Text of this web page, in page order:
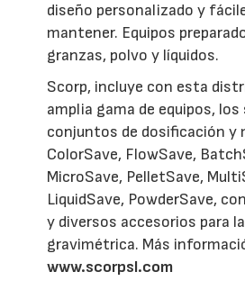
diseño personalizado y
mantener. Equipos
granzas, polvo y líquidos.
Scorp, incluye con esta
amplia gama de equipos,
conjuntos de dosificación y
ColorSave, FlowSave,
MicroSave, PelletSave,
LiquidSave, PowderSave,
y diversos accesorios para
gravimétrica. Más
www.scorpsl.com